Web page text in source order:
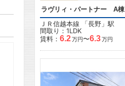
ラヴリィ・パートナー A棟
ＪＲ信越本線 「長野 」駅
間取り：1LDK
賃料： 6.2万円〜6.3万円